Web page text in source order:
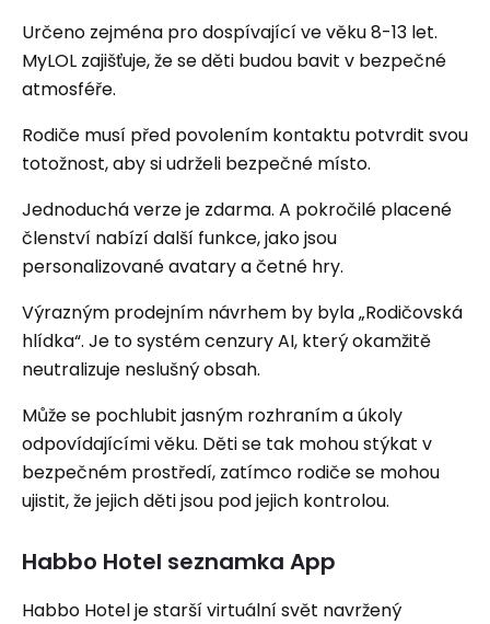
Určeno zejména pro dospívající ve věku 8-13 let.
MyLOL zajišťuje, že se děti budou bavit v bezpečné
atmosféře.
Rodiče musí před povolením kontaktu potvrdit svou
totožnost, aby si udrželi bezpečné místo.
Jednoduchá verze je zdarma. A pokročilé placené
členství nabízí další funkce, jako jsou
personalizované avatary a četné hry.
Výrazným prodejním návrhem by byla „Rodičovská
hlídka“. Je to systém cenzury AI, který okamžitě
neutralizuje neslušný obsah.
Může se pochlubit jasným rozhraním a úkoly
odpovídajícími věku. Děti se tak mohou stýkat v
bezpečném prostředí, zatímco rodiče se mohou
ujistit, že jejich děti jsou pod jejich kontrolou.
Habbo Hotel seznamka App
Habbo Hotel je starší virtuální svět navržený